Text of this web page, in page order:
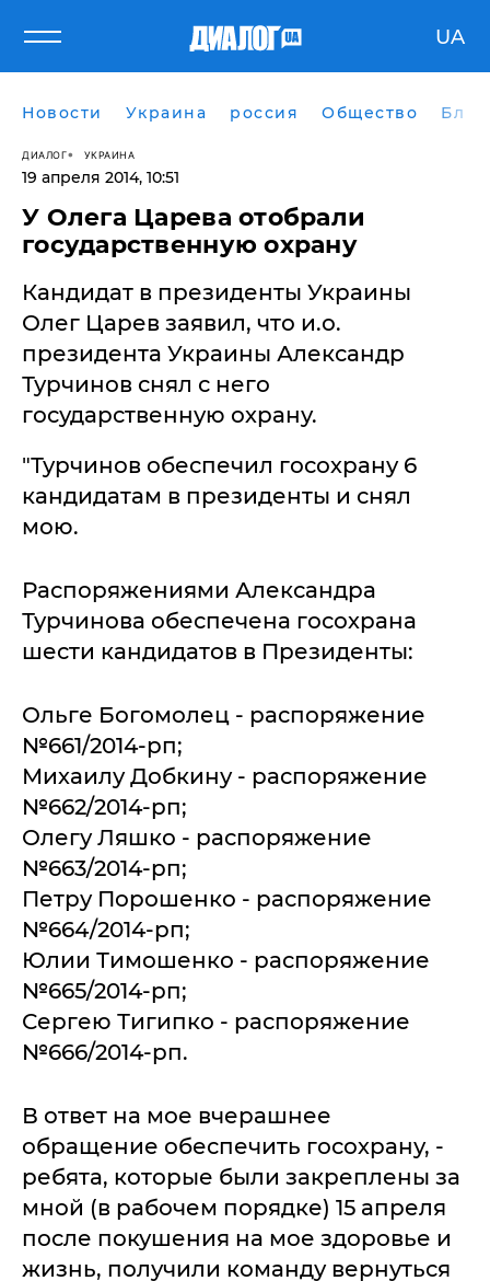
UA
Новости Украина россия Общество
ДИАЛОГ УКРАИНА
19 апреля 2014, 10:51
У Олега Царева отобрали
государственную охрану
Кандидат в президенты Украины
Олег Царев заявил, что и.о.
президента Украины Александр
Турчинов снял с него
государственную охрану.
"Турчинов обеспечил госохрану 6
кандидатам в президенты и снял
мою.
Распоряжениями Александра
Турчинова обеспечена госохрана
шести кандидатов в Президенты:
Ольге Богомолец - распоряжение
№661/2014-рп;
Михаилу Добкину - распоряжение
№662/2014-рп;
Олегу Ляшко - распоряжение
№663/2014-рп;
Петру Порошенко - распоряжение
№664/2014-рп;
Юлии Тимошенко - распоряжение
№665/2014-рп;
Сергею Тигипко - распоряжение
№666/2014-рп.
В ответ на мое вчерашнее
обращение обеспечить госохрану, -
ребята, которые были закреплены за
мной (в рабочем порядке) 15 апреля
после покушения на мое здоровье и
жизнь, получили команду вернуться